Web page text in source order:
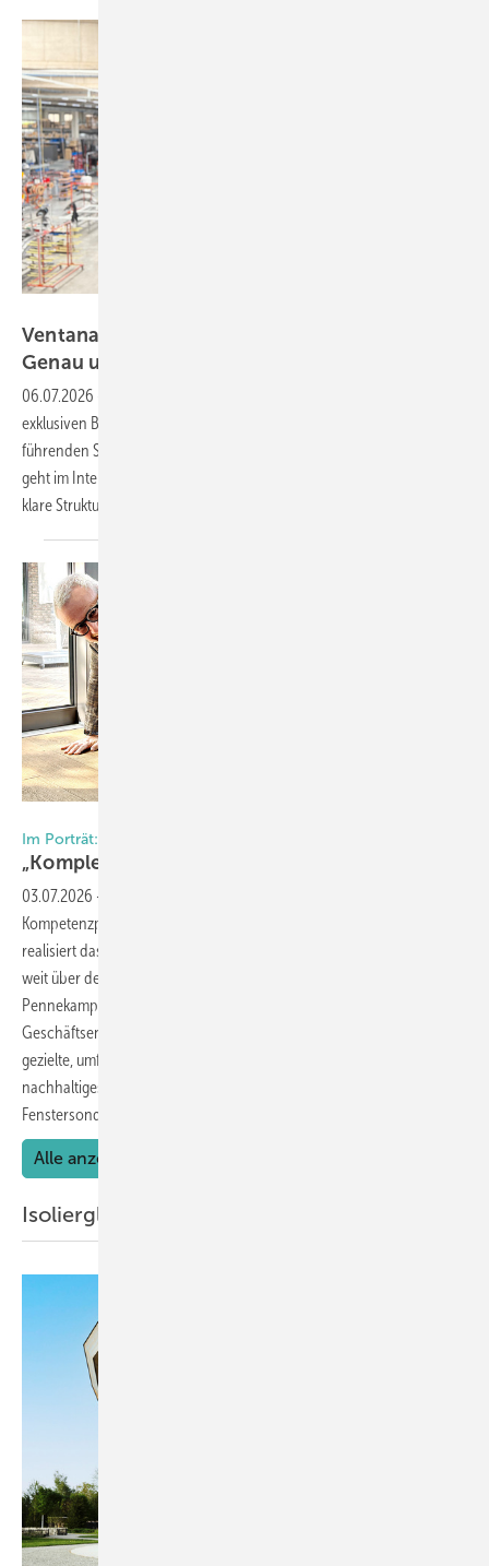
Ventana Deutschland: „Komplexe Fenster?
Genau unser
06.07.2026
exklusiven Blick auf Ventana Deutschland – einen europaweit
führenden Spezialisten für komplexe Fenstersonderanfertigungen. Es
geht im Interview mit der Geschäftsleitung um große Investitionen,
klare Strukturen und einen ganz besonderen
Im Porträt: Ventana Deutschland
„Komple xe Fenster? Genau unser
03.07.2026 -
Kompetenzpartner für komplexe Fenstersonderanfertigungen
realisiert das Unternehmen Projekte aus Kunststoff und Aluminium, die
weit über den Standard hinausgehen. Die Geschäftsführenden Judith
Pennekamp, Stefan Schwanekamp und Bereichsleiter Markt- und
Geschäftsentwicklung Daniel Lechtenberg erläutern im Gespräch, wie
gezielte, umfassende Investitionen und eine klare Struktur den Weg für
nachhaltiges Wachstum ebnen – und warum der Spezialist im
Fenstersonderbau heute weit mehr ist, als ein
Alle anzeigen
Isolierglas